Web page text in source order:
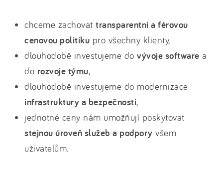
chceme zachovat transparentní a férovou
cenovou politiku pro všechny klienty,
dlouhodobě investujeme do vývoje software a
do rozvoje týmu,
dlouhodobě investujeme do modernizace
infrastruktury a bezpečnosti,
jednotné ceny nám umožňují poskytovat
stejnou úroveň služeb a podpory všem
uživatelům.